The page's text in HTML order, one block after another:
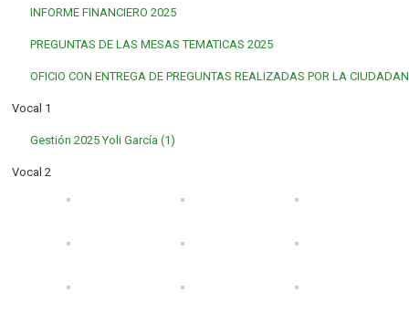
INFORME FINANCIERO 2025
PREGUNTAS DE LAS MESAS TEMATICAS 2025
OFICIO CON ENTREGA DE PREGUNTAS REALIZADAS POR LA
Vocal 1
Gestión 2025 Yoli García (1)
Vocal 2